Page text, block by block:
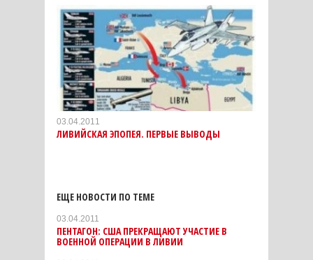
03.04.2011
ЛИВИЙСКАЯ ЭПОПЕЯ. ПЕРВЫЕ ВЫВОДЫ
ЕЩЕ НОВОСТИ ПО ТЕМЕ
03.04.2011
ПЕНТАГОН: США ПРЕКРАЩАЮТ УЧАСТИЕ В
ВОЕННОЙ ОПЕРАЦИИ В ЛИВИИ